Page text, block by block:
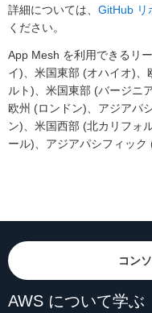
詳細については、 GitHub リ
ください。
App Mesh を利用できるリ
イ)、米国東部 (オハイオ)
ルト)、米国東部 (バージニ
欧州 (ロンドン)、アジアパ
ン)、米国西部 (北カリフォ
ール)、アジアパシフィック
コン
AWS について学ぶ